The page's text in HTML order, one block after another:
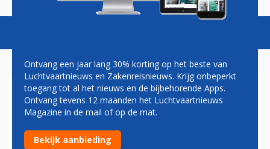
LUCHTVAART DRINGT AAN
OP VERLENGING
SLOTVRIJSTELLING
Ontvang een jaar lang 30% korting op het beste van
Luchtvaartnieuws en Zakenreisnieuws. Krijg onbeperkt
toegang tot al het nieuws en de bijbehorende Apps.
Ontvang tevens 12 maanden het Luchtvaartnieuws
Magazine in de mail of op de mat.
Bekijk aanbieding